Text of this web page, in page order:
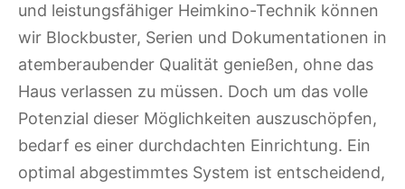
und leistungsfähiger Heimkino-Technik können
wir Blockbuster, Serien und Dokumentationen in
atemberaubender Qualität genießen, ohne das
Haus verlassen zu müssen. Doch um das volle
Potenzial dieser Möglichkeiten auszuschöpfen,
bedarf es einer durchdachten Einrichtung. Ein
optimal abgestimmtes System ist entscheidend,